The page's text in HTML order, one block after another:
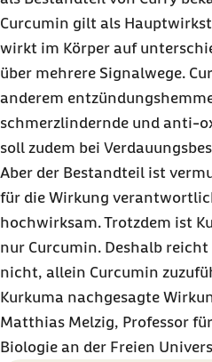
Curcumin gilt als
wirkt im Körper auf
über mehrere Signalwege.
anderem
schmerzlindernde und anti-
soll zudem bei
Aber der Bestandteil ist
für die Wirkung
hochwirksam. Trotzdem ist
nur Curcumin. Deshalb
nicht, allein Curcumin
Kurkuma nachgesagte
Matthias Melzig, Professor
Biologie an der Freien